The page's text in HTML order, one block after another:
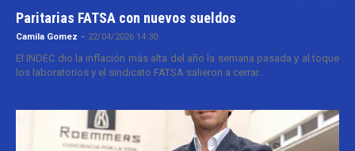
Paritarias FATSA con nuevos sueldos
Camila Gomez - 22/04/2026 14:30
El INDEC dio la inflación más alta del año la semana pasada y al toque
los laboratorios y el sindicato FATSA salieron a cerrar...